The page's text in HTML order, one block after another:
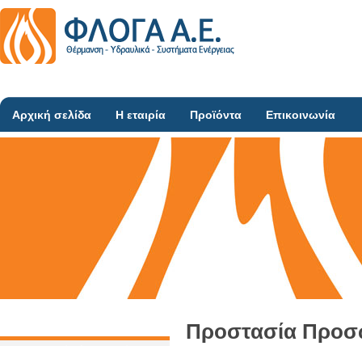
Αρχική σελίδα Η εταιρία Προϊόντα Επικοινωνία
Προστασία